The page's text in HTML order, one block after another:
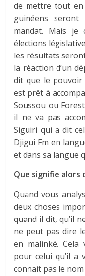
de mettre tout
guinéens seront
mandat. Mais je
élections
les résultats
la réaction d’un
dit que le pouvoir
est prêt à
Soussou ou
il ne va pas
Siguiri qui a dit
Djigui Fm en
et dans sa langue
Que signifie alors
Quand vous
deux choses
quand il dit, qu’il
ne peut pas dire
en malinké. Cela
pour celui qu’il a
connait pas le